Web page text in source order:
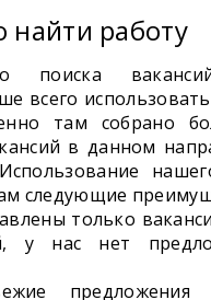
найти работу
поиска
всего
там собрано
в данном
следующие
только
у нас нет
предложения